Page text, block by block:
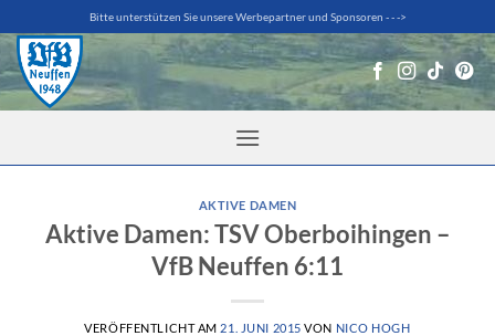
Inhalt
springen
Bitte unterstützen Sie unsere Werbepartner und Sponsoren - - ->
AKTIVE DAMEN
Aktive Damen: TSV Oberboihingen –
VfB Neuffen 6:11
VERÖFFENTLICHT AM 21. JUNI 2015 VON NICO HOGH